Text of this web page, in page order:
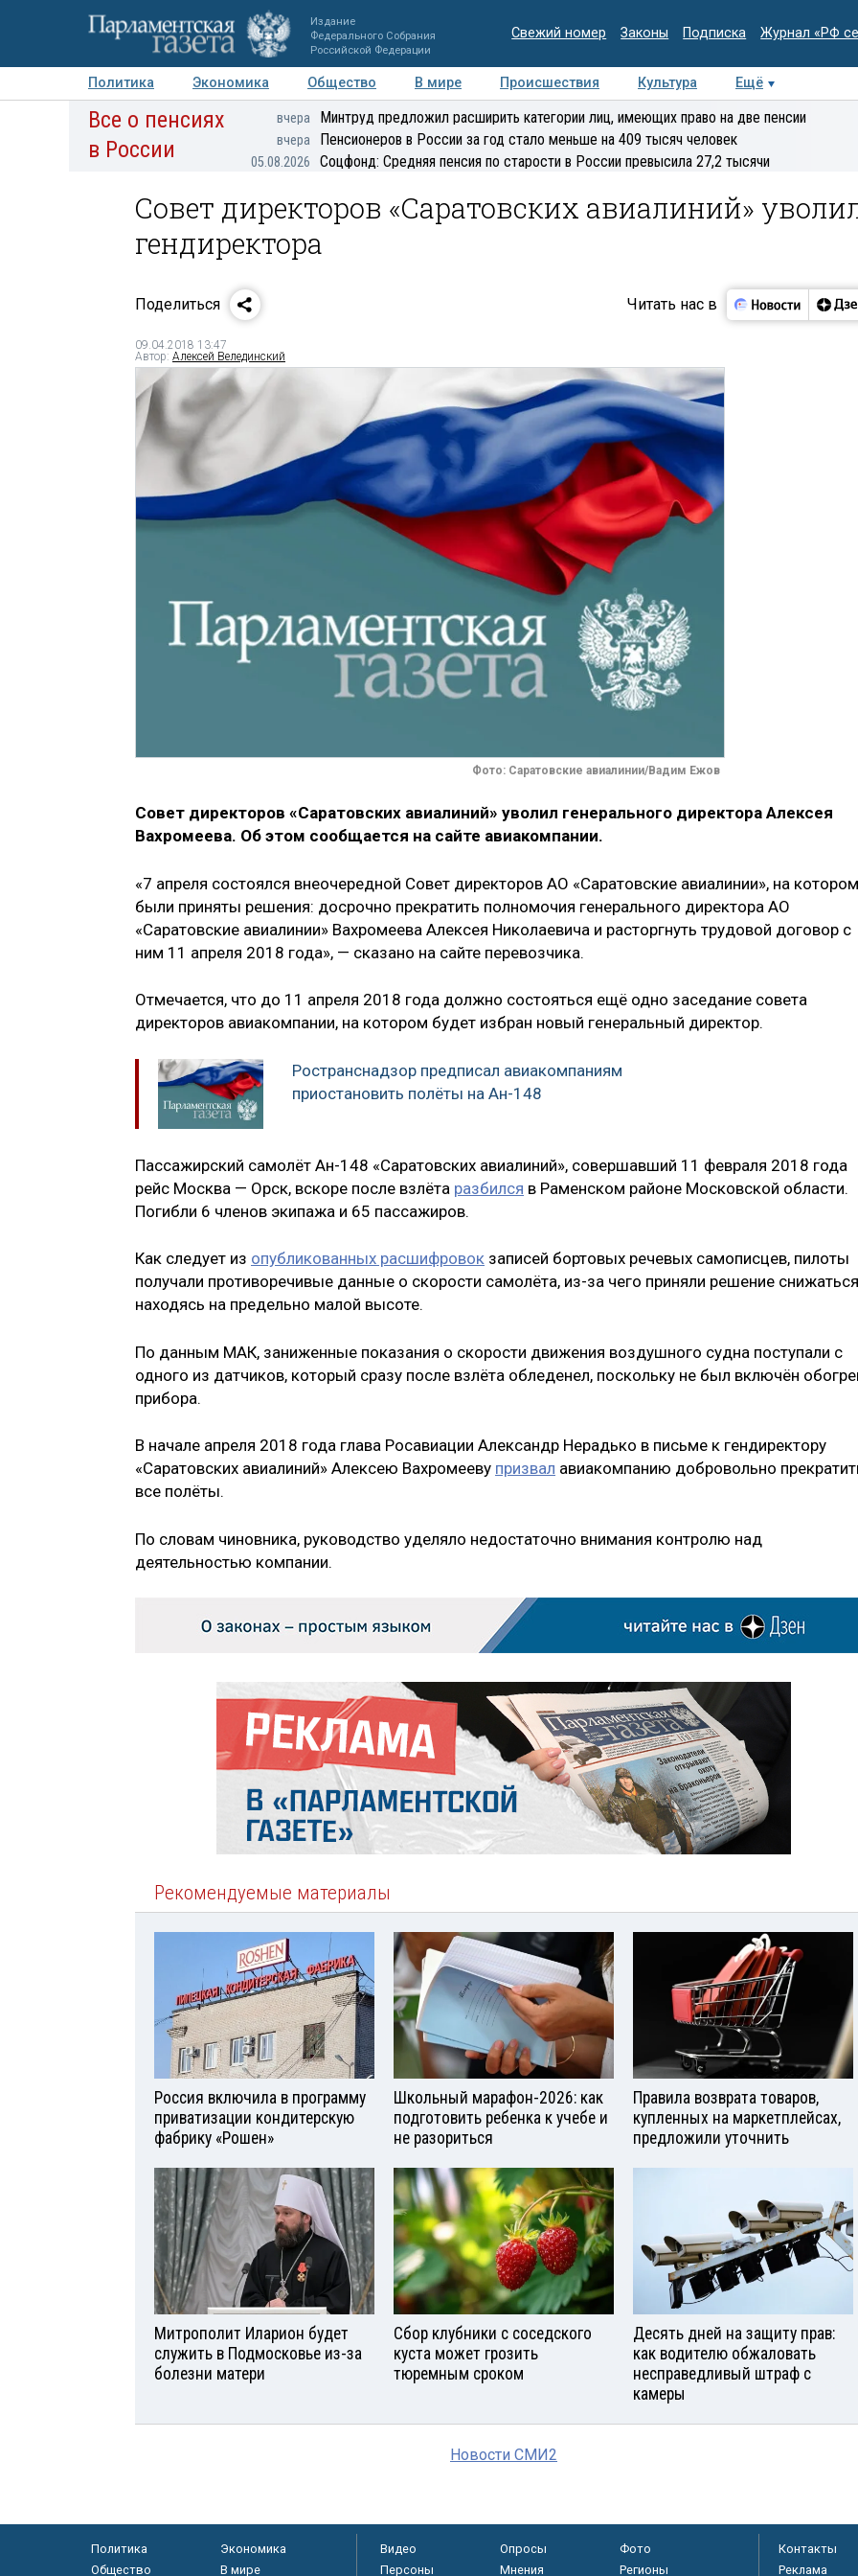
Издание
Федерального Собрания
Российской Федерации
Свежий номер Законы Подписка Журнал «РФ
Политика Экономика Общество В мире Происшествия Культура
Ещё
Авторы Персоны Мнения Регионы Медиацентр Интервью Колумнисты
Все о пенсиях
в России
вчера Минтруд предложил расширить категории лиц, имеющих право на две пенсии
вчера Пенсионеров в России за год стало меньше на 409 тысяч человек
05.08.2026 Соцфонд: Средняя пенсия по старости в России превысила 27,2 тысячи
Совет директоров «Саратовских авиалиний»
гендиректора
Поделиться Читать нас в
09.04.2018 13:47
Автор: Алексей Велединский
Фото: Саратовские авиалинии/Вадим Ежов
Совет директоров «Саратовских авиалиний» уволил генерального директора Алексея
Вахромеева. Об этом сообщается на сайте авиакомпании.
«7 апреля состоялся внеочередной Совет директоров АО «Саратовские авиалинии», на котором
были приняты решения: досрочно прекратить полномочия генерального директора АО
«Саратовские авиалинии» Вахромеева Алексея Николаевича и расторгнуть трудовой договор с
ним 11 апреля 2018 года», — сказано на сайте перевозчика.
Отмечается, что до 11 апреля 2018 года должно состояться ещё одно заседание совета
директоров авиакомпании, на котором будет избран новый генеральный директор.
Ространснадзор предписал авиакомпаниям
приостановить полёты на Ан-148
Пассажирский самолёт Ан-148 «Саратовских авиалиний», совершавший 11 февраля 2018 года
рейс Москва — Орск, вскоре после взлёта разбился в Раменском районе Московской области.
Погибли 6 членов экипажа и 65 пассажиров.
Как следует из опубликованных расшифровок записей бортовых речевых самописцев, пилоты
получали противоречивые данные о скорости самолёта, из-за чего приняли решение
находясь на предельно малой высоте.
По данным МАК, заниженные показания о скорости движения воздушного судна поступали с
одного из датчиков, который сразу после взлёта обледенел, поскольку не был включён
прибора.
В начале апреля 2018 года глава Росавиации Александр Нерадько в письме к гендиректору
«Саратовских авиалиний» Алексею Вахромееву призвал авиакомпанию добровольно
все полёты.
По словам чиновника, руководство уделяло недостаточно внимания контролю над
деятельностью компании.
Рекомендуемые материалы
Россия включила в программу
приватизации кондитерскую
фабрику «Рошен»
Школьный марафон-2026: как
подготовить ребенка к учебе и
не разориться
Правила возврата товаров,
купленных на маркетплейсах,
предложили уточнить
Митрополит Иларион будет
служить в Подмосковье из-за
болезни матери
Сбор клубники с соседского
куста может грозить
тюремным сроком
Десять дней на защиту прав:
как водителю обжаловать
несправедливый штраф с
камеры
Новости СМИ2
Политика
Экономика
Общество
В мире
Видео Опросы
Фото
Персоны
Мнения Регионы
Контакты
Реклама